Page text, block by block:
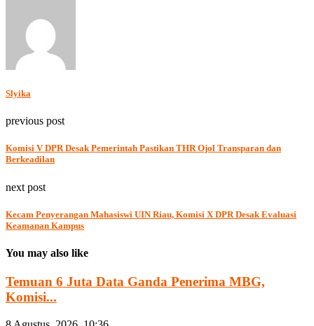
Slyika
previous post
Komisi V DPR Desak Pemerintah Pastikan THR Ojol Transparan dan
Berkeadilan
next post
Kecam Penyerangan Mahasiswi UIN Riau, Komisi X DPR Desak Evaluasi
Keamanan Kampus
You may also like
Temuan 6 Juta Data Ganda Penerima MBG,
Komisi...